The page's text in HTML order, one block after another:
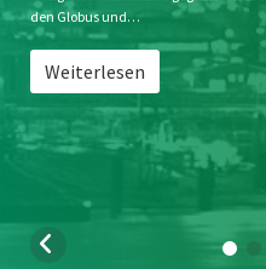
den Globus und…
Weiterlesen